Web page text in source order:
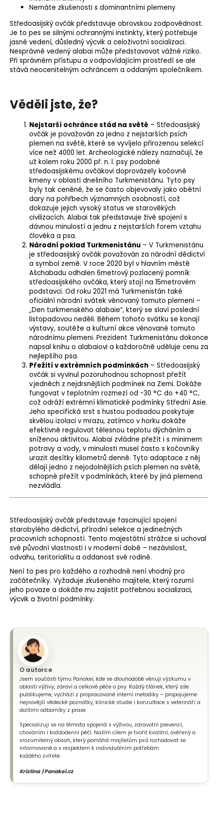
Nemáte zkušenosti s dominantními plemeny
Středoasijský ovčák představuje obrovskou zodpovědnost.
Je to pes se silnými ochrannými instinkty, který potřebuje
jasné vedení, důsledný výcvik a celoživotní socializaci.
Nesprávně vedený alabai může představovat vážné riziko.
Při správném přístupu a v odpovídajícím prostředí se ale
stává neocenitelným ochráncem a oddaným společníkem.
Věděli jste, že?
Nejstarší ochránce stád na světě – Středoasijský
ovčák je považován za jedno z nejstarších psích
plemen na světě, které se vyvíjelo přirozenou selekcí
více než 4000 let. Archeologické nálezy naznačují, že
už kolem roku 2000 př. n. l. psy podobné
středoasijskému ovčákovi doprovázely kočovné
kmeny v oblasti dnešního Turkmenistánu. Tyto psy
byly tak ceněné, že se často objevovaly jako obětní
dary na pohřbech významných osobností, což
dokazuje jejich vysoký status ve starověkých
civilizacích. Alabai tak představuje živé spojení s
dávnou minulostí a jednu z nejstarších forem vztahu
člověka a psa.
Národní poklad Turkmenistánu – V Turkmenistánu
je středoasijský ovčák považován za národní dědictví
a symbol země. V roce 2020 byl v hlavním městě
Ašchabadu odhalen 6metrový pozlacený pomník
středoasijského ovčáka, který stojí na 15metrovém
podstavci. Od roku 2021 má Turkmenistán také
oficiální národní svátek věnovaný tomuto plemeni –
„Den turkmenského alabaie“, který se slaví poslední
listopadovou neděli. Během tohoto svátku se konají
výstavy, soutěže a kulturní akce věnované tomuto
národnímu plemeni. Prezident Turkmenistánu dokonce
napsal knihu o alabaiovi a každoročně uděluje cenu za
nejlepšího psa.
Přežití v extrémních podmínkách – Středoasijský
ovčák si vyvinul pozoruhodnou schopnost přežít
v jedněch z nejdrsnějších podmínek na Zemi. Dokáže
fungovat v teplotním rozmezí od -30 °C do +40 °C,
což odráží extrémní klimatické podmínky Střední Asie.
Jeho specifická srst s hustou podsadou poskytuje
skvělou izolaci v mrazu, zatímco v horku dokáže
efektivně regulovat tělesnou teplotu dýcháním a
sníženou aktivitou. Alabai zvládne přežít i s minimem
potravy a vody, v minulosti musel často s kočovníky
urazit desítky kilometrů denně. Tyto adaptace z něj
dělají jedno z nejodolnějších psích plemen na světě,
schopné přežít v podmínkách, které by jiná plemena
nezvládla.
Středoasijský ovčák představuje fascinující spojení
starobylého dědictví, přírodní selekce a jedinečných
pracovních schopností. Tento majestátní strážce si uchoval
své původní vlastnosti i v moderní době – nezávislost,
odvahu, teritorialitu a oddanost své rodině.
Není to pes pro každého a rozhodně není vhodný pro
začátečníky. Vyžaduje zkušeného majitele, který rozumí
jeho povaze a dokáže mu zajistit potřebnou socializaci,
výcvik a životní podmínky.
O autorce
Jsem součástí týmu Panakei, kde se dlouhodobě věnuji výzkumu v
oblasti výživy, zdraví a celkové péče o psy. Každý článek, který zde
publikujeme, vychází z propracované interní metodiky – propojujeme
nejnovější vědecké poznatky, klinické studie i konzultace s veterináři a
dalšími odborníky z praxe.
Specializuji se na témata spojená s výživou, zdravotní prevencí,
chováním i každodenní péčí. Naším cílem je tvořit kvalitní, ověřený a
srozumitelný obsah, který pomáhá majitelům psů rozhodovat se
informovaně a s respektem k individuálním potřebám
každého zvířete.
Kristína | Panakei.cz